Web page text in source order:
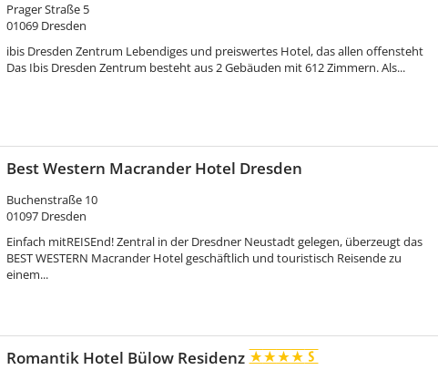
Prager Straße 5
01069 Dresden
ibis Dresden Zentrum Lebendiges und preiswertes Hotel, das allen offensteht
Das Ibis Dresden Zentrum besteht aus 2 Gebäuden mit 612 Zimmern. Als...
Best Western Macrander Hotel Dresden
Buchenstraße 10
01097 Dresden
Einfach mitREISEnd! Zentral in der Dresdner Neustadt gelegen, überzeugt das
BEST WESTERN Macrander Hotel geschäftlich und touristisch Reisende zu
einem...
Romantik Hotel Bülow Residenz